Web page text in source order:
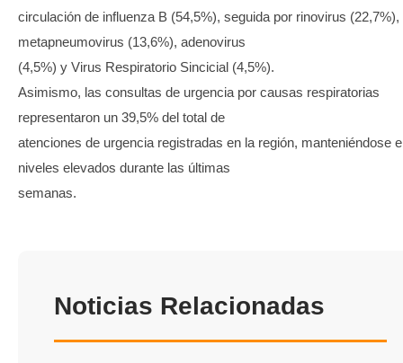
circulación de influenza B (54,5%), seguida por rinovirus (22,7%),
metapneumovirus (13,6%), adenovirus
(4,5%) y Virus Respiratorio Sincicial (4,5%).
Asimismo, las consultas de urgencia por causas respiratorias
representaron un 39,5% del total de
atenciones de urgencia registradas en la región, manteniéndose
niveles elevados durante las últimas
semanas.
Noticias Relacionadas